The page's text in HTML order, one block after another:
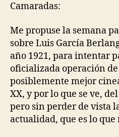
Camaradas:
Me propuse la semana
sobre Luis García
año 1921, para intentar
oficializada operación de
posiblemente mejor
XX, y por lo que se ve,
pero sin perder de vista
actualidad, que es lo que